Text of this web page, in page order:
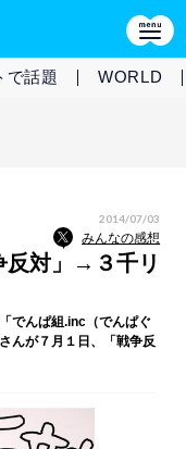
で話題 WORLD
2014/07/03
みんなの感想
反対」→３千リ
でんぱ組.inc（でんぱぐ
んが７月１日、「戦争反